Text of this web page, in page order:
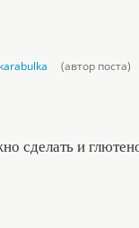
(автор поста)
сделать и